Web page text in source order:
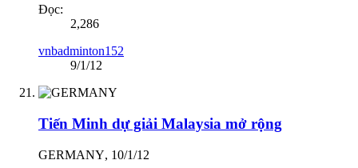
Đọc:
2,286
vnbadminton152
9/1/12
Tiến Minh dự giải Malaysia mở rộng
GERMANY, 10/1/12